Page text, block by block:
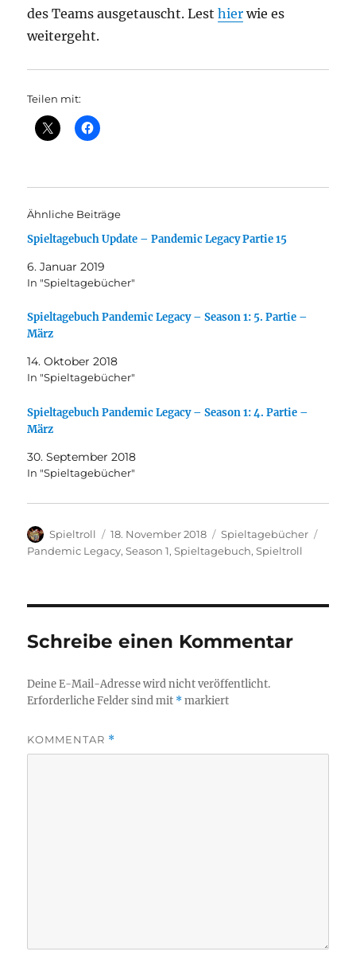
des Teams ausgetauscht. Lesthier wie es
weitergeht.
Teilen mit:
Ähnliche Beiträge
Spieltagebuch Update – Pandemic Legacy Partie 15
6. Januar 2019
In "Spieltagebücher"
Spieltagebuch Pandemic Legacy – Season 1: 5. Partie –
März
14. Oktober 2018
In "Spieltagebücher"
Spieltagebuch Pandemic Legacy – Season 1: 4. Partie –
März
30. September 2018
In "Spieltagebücher"
Autor
Spieltroll
Veröffentlicht
am
18. November 2018 Kategorien
Spieltagebücher
Pandemic Legacy,Season 1,Spieltagebuch,Spieltroll
Schreibe einen Kommentar
Deine E-Mail-Adresse wird nicht veröffentlicht.
Erforderliche Felder sind mit *markiert
KOMMENTAR *